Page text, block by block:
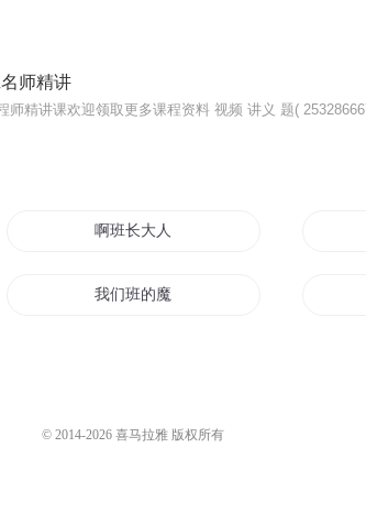
师精讲
师精讲课欢迎领取更多课程资料 视频 讲义 题(
啊班长大人
我们班的魔法世界
© 2014-2026 喜马拉雅 版权所有